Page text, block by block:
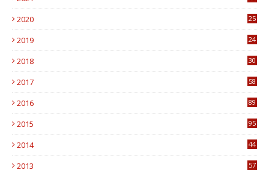
2020
25
2019
24
2018
30
2017
58
2016
89
2015
95
2014
44
2013 57